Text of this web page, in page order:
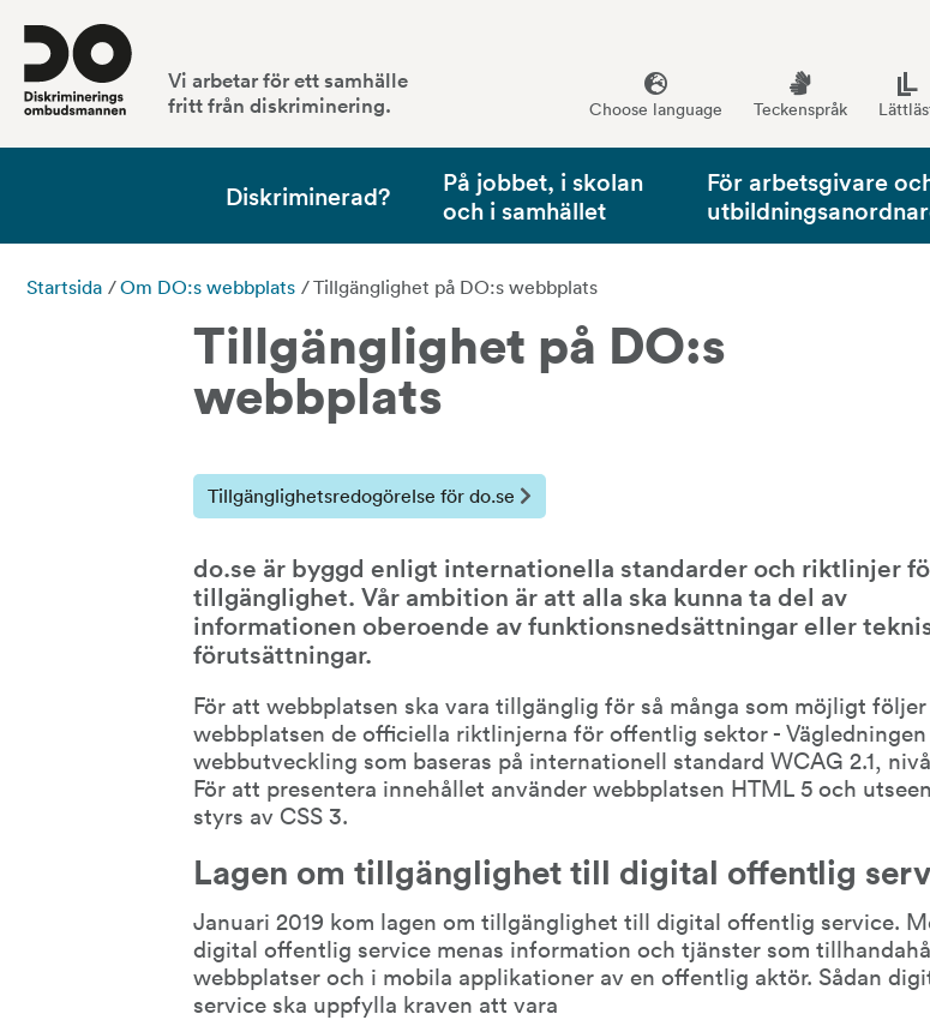
Vi arbetar för ett samhälle
fritt från diskriminering.
Choose language Teckenspråk
Diskriminerad?
På jobbet, i skolan
och i samhället
För arbetsgivare
Startsida /Om DO:s webbplats /Tillgänglighet på DO:s webbplats
Tillgänglighet på DO:s
webbplats
Tillgänglighetsredogörelse för do.se
do.se är byggd enligt internationella standarder och riktlinjer
tillgänglighet. Vår ambition är att alla ska kunna ta del av
informationen oberoende av funktionsnedsättningar eller
förutsättningar.
För att webbplatsen ska vara tillgänglig för så många som möjligt följer
webbplatsen de officiella riktlinjerna för offentlig sektor -
webbutveckling som baseras på internationell standard WCAG 2.1,
För att presentera innehållet använder webbplatsen HTML 5 och
styrs av CSS 3.
Lagen om tillgänglighet till digital offentlig
Januari 2019 kom lagen om tillgänglighet till digital offentlig service.
digital offentlig service menas information och tjänster som
webbplatser och i mobila applikationer av en offentlig aktör. Sådan
service ska uppfylla kraven att vara